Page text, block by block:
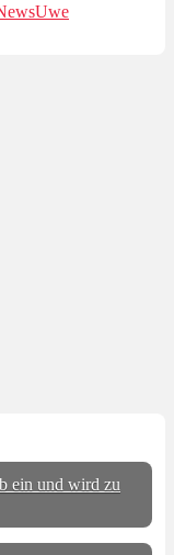
Uwe
ein und wird zu